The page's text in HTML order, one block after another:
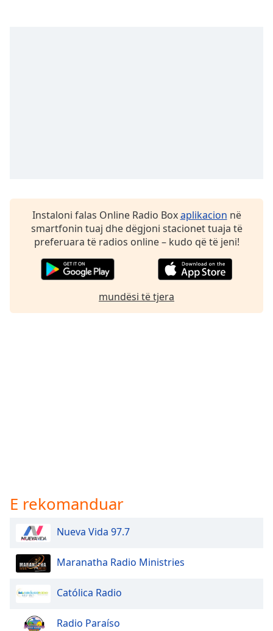
Instaloni falas Online Radio Boxaplikacion në
smartfonin tuaj dhe dëgjoni stacionet tuaja të
preferuara të radios online – kudo që të jeni!
mundësi të tjera
E rekomanduar
Nueva Vida 97.7
Maranatha Radio Ministries
Católica Radio
Radio Paraíso